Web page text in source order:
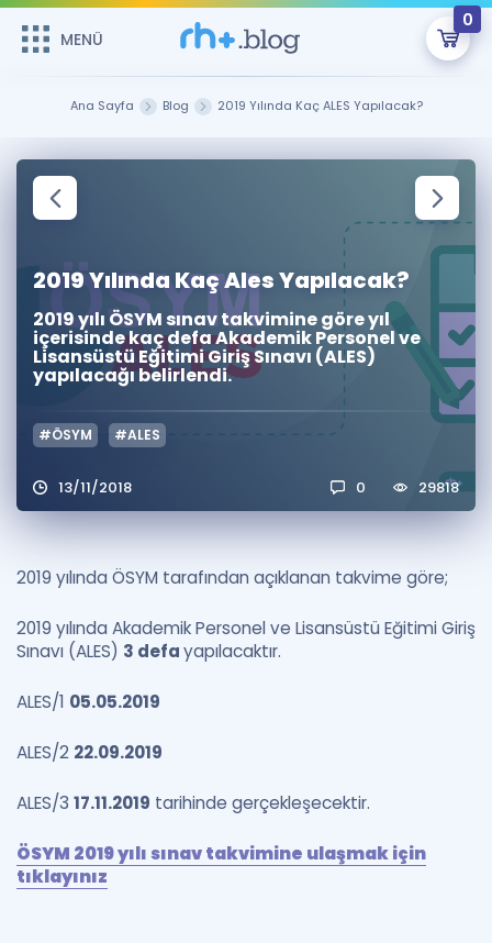
MENÜ
0
Şifremi Hatırlamıyorum
ÜYE DEĞİLİM
Sepetin Şu An Boş.
Remzi Hoca ile seni sınava hazırlayacak onlarca eğitim seni
MENÜ
Çalışma Paketleri
Katılımcı Görüşleri
Faydalı Araçlar
Ücretsiz Kaynaklar
Puan Hesaplama
Kampanyalar
Blog
İngilizce Gramer
İngilizce Gramer
Hakkımızda
Soru & Cevap
Ana Sayfa Blog 2019 Yılında Kaç ALES Yapılacak?
2019 Yılında Kaç Ales Yapılacak?
2019 yılı ÖSYM sınav takvimine göre yıl
içerisinde kaç defa Akademik Personel ve
Lisansüstü Eğitimi Giriş Sınavı (ALES)
yapılacağı belirlendi.
#ÖSYM #ALES
13/11/2018 0 29818
2019 yılında ÖSYM tarafından açıklanan takvime göre;
2019 yılında Akademik Personel ve Lisansüstü Eğitimi Giriş
Sınavı (ALES) 3 defayapılacaktır.
ALES/1 05.05.2019
ALES/2 22.09.2019
ALES/3 17.11.2019 tarihinde gerçekleşecektir.
ÖSYM 2019 yılı sınav takvimine ulaşmak için
tıklayınız